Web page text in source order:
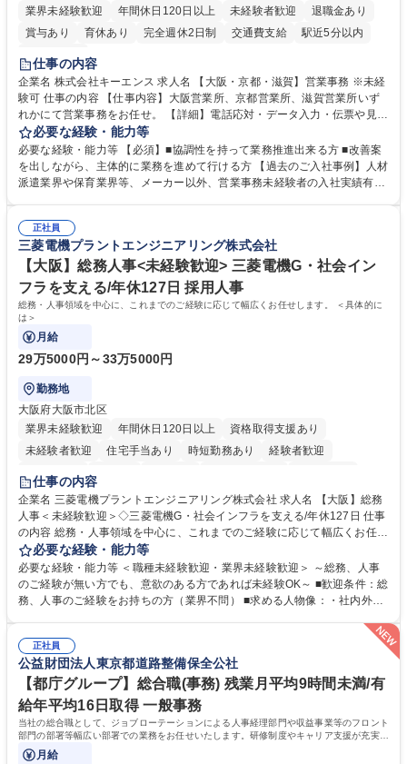
業界未経験歓迎
年間休日120日以上 未経験者歓迎
退職金あり
賞与あり
育休あり 完全週休2日制 交通費支給
駅近5分以内
土日祝休み
仕事の内容
企業名 株式会社キーエンス 求人名 【大阪・京都・滋賀】営業事務 ※未経
験可 仕事の内容 【仕事内容】大阪営業所、京都営業所、滋賀営業所いず
れかにて営業事務をお任せ。 【詳細】電話応対・データ入力・伝票や見積
の作成・カタログ送付・来客対応・営業所内で発生する事務業務や業務改
善をお任せ。 【教育制度】ご入社後、育成担当とペアになりながらOJTに
て業務を覚えていただくことが可能です。業務システムがきちんと構築さ
れているため、スムーズに仕事に慣れることができる環境です。また、
募集職種 【大阪・京都・滋賀】営業事務 ※未経験可
必要な経験・能力等
必要な経験・能力等 【必須】■協調性を持って業務推進出来る方 ■改善案
を出しながら、主体的に業務を進めて行ける方 【過去のご入社事例】人材
派遣業界や保育業界等、メーカー以外、営業事務未経験者の入社実績有
えて、お客様や社員の状況に合わせ、能動的なサポート、改善の動きも期
待され。組織を支えるスペシャリストとして、チームに貢献し、結果的に
社員から頼られる存在になることができます。平均19:30の退勤以降の業
務の持ち帰りも禁止されており、メリハリのある働き方となります。 学
歴・資格 学歴：大学院 大学 高専 短大 語学力： 資格：
正社員
三菱電機プラントエンジニアリング株式会社
【大阪】総務人事<未経験歓迎> 三菱電機G・社会イン
フラを支える/年休127日 採用人事
総務・人事領域を中心に、これまでのご経験に応じて幅広くお任せします。 ＜具体的に
は＞
月給
29万5000円～33万5000円
勤務地
大阪府大阪市北区
業界未経験歓迎
年間休日120日以上
資格取得支援あり
未経験者歓迎
住宅手当あり 時短勤務あり
経験者歓迎
退職金あり
駅近5分以内
土日祝休み 服装自由 寮・社宅あり 食事補助あり
仕事の内容
企業名 三菱電機プラントエンジニアリング株式会社 求人名 【大阪】総務
人事＜未経験歓迎＞◇三菱電機G・社会インフラを支える/年休127日 仕事
の内容 総務・人事領域を中心に、これまでのご経験に応じて幅広くお任せ
します。 ＜具体的には＞ ・総務/人事労務（給与・社保・勤怠管理など）
・採用・教育研修 ・福利厚生運用 など ※基本的には事務所勤務ですが、
採用や教育等の業務内容により、関西圏以外への日帰り・宿泊を伴う国内
出張もございます。 ※担当業務を持ちつつ、お互いに助け合いながら、総
総務人事＜未経験歓迎＞◇三菱電機G・社会インフラを支える/年休127日
必要な経験・能力等
必要な経験・能力等 ＜職種未経験歓迎・業界未経験歓迎＞ ～総務、人事
のご経験が無い方でも、意欲のある方であれば未経験OK～ ■歓迎条件：総
務、人事のご経験をお持ちの方（業界不問） ■求める人物像：・社内外の
ミュニケーション能力を持っている方 ・人事総務領域に興味がありゼネラ
正社員
公益財団法人東京都道路整備保全公社
【都庁グループ】総合職(事務) 残業月平均9時間未満/有
給年平均16日取得 一般事務
当社の総合職として、ジョブローテーションによる人事経理部門や収益事業等のフロント
部門の部署等幅広い部署での業務をお任せいたします。研修制度やキャリア支援が充実し
ております！ ※下記業務詳細
月給